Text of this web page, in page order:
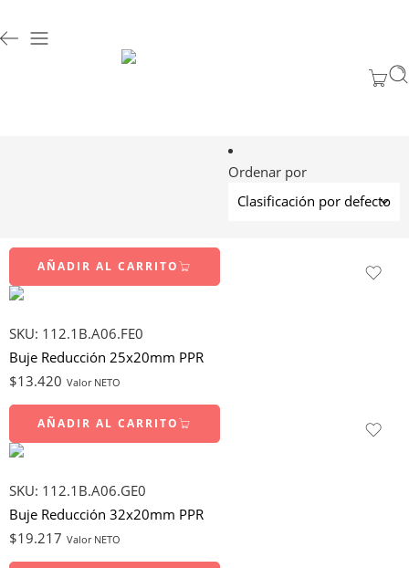
Ordenar por
AÑADIR AL CARRITO
SKU: 112.1B.A06.FE0
Buje Reducción 25x20mm PPR
$13.420 Valor NETO
AÑADIR AL CARRITO
SKU: 112.1B.A06.GE0
Buje Reducción 32x20mm PPR
$19.217 Valor NETO